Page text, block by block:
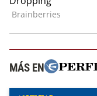
MÁS EN